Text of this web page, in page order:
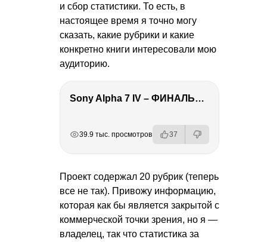
и сбор статистики. То есть, в
настоящее время я точно могу
сказать, какие рубрики и какие
конкретно книги интересовали мою
аудиторию.
Sony Alpha 7 IV – ФИНАЛЬНЫЙ ОБЗОР
39.9 тыс. просмотров 37
Проект содержал 20 рубрик (теперь
все не так). Привожу информацию,
которая как бы является закрытой с
коммерческой точки зрения, но я —
владелец, так что статистика за